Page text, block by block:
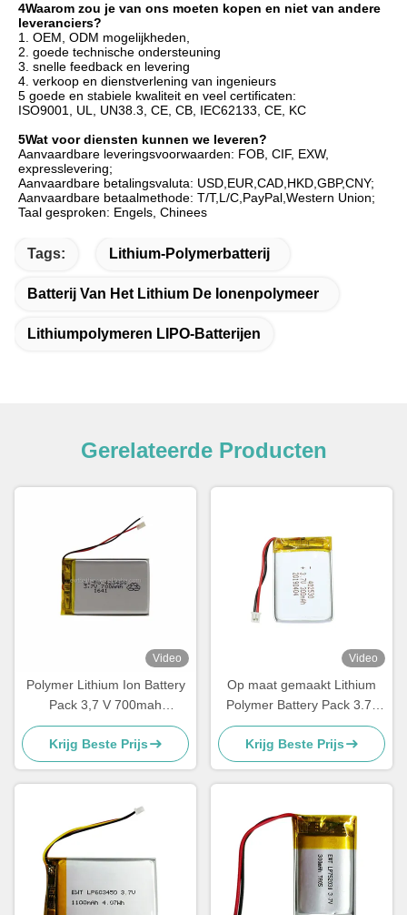
4Waarom zou je van ons moeten kopen en niet van andere
leveranciers?
1. OEM, ODM mogelijkheden,
2. goede technische ondersteuning
3. snelle feedback en levering
4. verkoop en dienstverlening van ingenieurs
5 goede en stabiele kwaliteit en veel certificaten:
ISO9001, UL, UN38.3, CE, CB, IEC62133, CE, KC
5Wat voor diensten kunnen we leveren?
Aanvaardbare leveringsvoorwaarden: FOB, CIF, EXW,
expresslevering;
Aanvaardbare betalingsvaluta: USD,EUR,CAD,HKD,GBP,CNY;
Aanvaardbare betaalmethode: T/T,L/C,PayPal,Western Union;
Taal gesproken: Engels, Chinees
Tags: Lithium-Polymerbatterij
Batterij Van Het Lithium De Ionenpolymeer
Lithiumpolymeren LIPO-Batterijen
Gerelateerde Producten
Video
Polymer Lithium Ion Battery
Pack 3,7 V 700mah
LP423450 accu
Krijg Beste Prijs
Video
Op maat gemaakt Lithium
Polymer Battery Pack 3.7v
300mah LiPo Battery
402530
Krijg Beste Prijs